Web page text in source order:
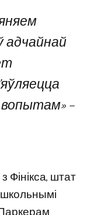
адчайнай
–
Фінікса, штат